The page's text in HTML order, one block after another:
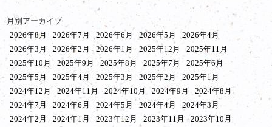
月別アーカイブ
2026年8月
2026年7月 2026年6月 2026年5月
2026年4月
2026年3月
2026年2月 2026年1月 2025年12月
2025年11月
2025年10月
2025年9月 2025年8月 2025年7月
2025年6月
2025年5月
2025年4月 2025年3月 2025年2月
2025年1月
2024年12月
2024年11月 2024年10月 2024年9月
2024年8月
2024年7月
2024年6月 2024年5月 2024年4月
2024年3月
2024年2月
2024年1月 2023年12月 2023年11月
2023年10月